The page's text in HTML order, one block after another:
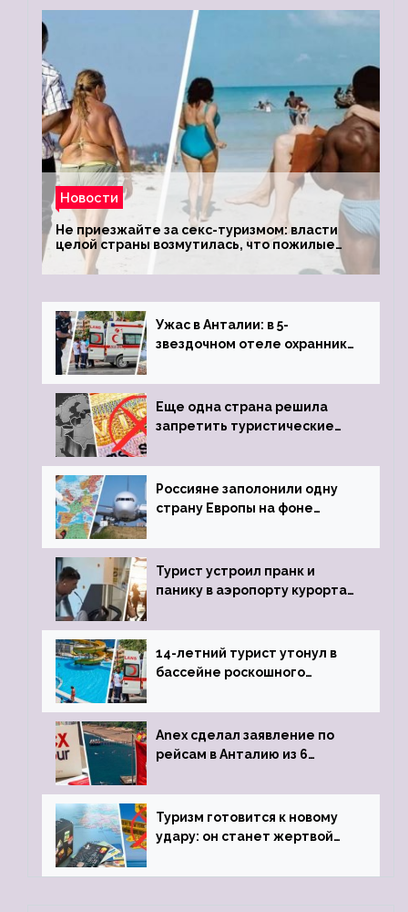
Новости
Не приезжайте за секс-туризмом: власти
целой страны возмутилась, что пожилые
туристки массово едут к ним, чтобы
обзавестись молодыми любовниками
Ужас в Анталии: в 5-
звездочном отеле охранник
пистолета
Еще одна страна решила
запретить туристические
Россияне заполонили одну
страну Европы на фоне
виз
Турист устроил пранк и
панику в аэропорту курорта,
задержке рейса
14-летний турист утонул в
бассейне роскошного
Anex сделал заявление по
рейсам в Анталию из 6
Туризм готовится к новому
удару: он станет жертвой